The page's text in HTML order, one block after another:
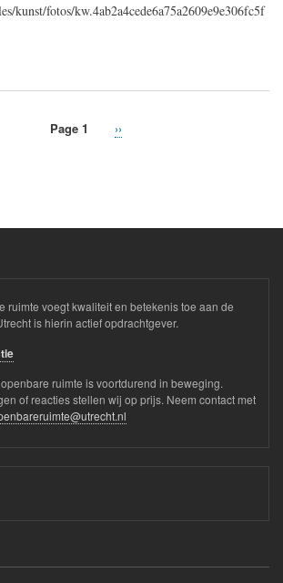
kunst/fotos/kw.4ab2a4cede6a75a2609e9e306fc5f
Page 1
Next
››
ruimte voegt kwaliteit en betekenis toe aan de
is hierin actief opdrachtgever.
ruimte is voortdurend in beweging.
of reacties stellen wij op prijs. Neem contact met